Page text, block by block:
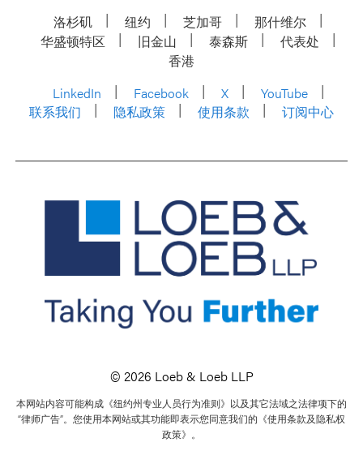
洛杉矶 纽约 芝加哥
那什维尔
华盛顿特区
旧金山 泰森斯
代表处
香港
LinkedIn
Facebook X
YouTube
联系我们
隐私政策 使用条款 订阅中心
© 2026 Loeb & Loeb LLP
本网站内容可能构成《纽约州专业人员行为准则》以及其它法域之法律项下的
“律师广告”。您使用本网站或其功能即表示您同意我们的《使用条款及隐私权
政策》。